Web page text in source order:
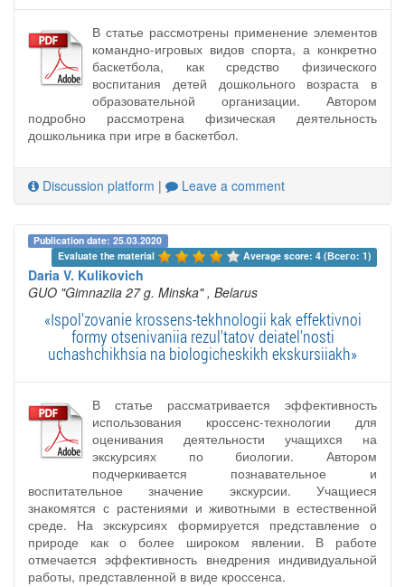
В статье рассмотрены применение элементов
командно-игровых видов спорта, а конкретно
баскетбола, как средство физического
воспитания детей дошкольного возраста в
образовательной организации. Автором
подробно рассмотрена физическая деятельность
дошкольника при игре в баскетбол.
Discussion platform | Leave a comment
Publication date: 25.03.2020
Evaluate the material
Average score: 4 (Всего: 1)
Daria V. Kulikovich
GUO "Gimnaziia 27 g. Minska" , Belarus
«Ispol'zovanie krossens-tekhnologii kak effektivnoi
formy otsenivaniia rezul'tatov deiatel'nosti
uchashchikhsia na biologicheskikh ekskursiiakh»
В статье рассматривается эффективность
использования кроссенс-технологии для
оценивания деятельности учащихся на
экскурсиях по биологии. Автором
подчеркивается познавательное и
воспитательное значение экскурсии. Учащиеся
знакомятся с растениями и животными в естественной
среде. На экскурсиях формируется представление о
природе как о более широком явлении. В работе
отмечается эффективность внедрения индивидуальной
работы, представленной в виде кроссенса.